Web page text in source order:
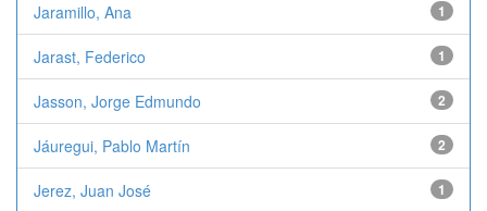
Jaramillo, Ana 1
Jarast, Federico 1
Jasson, Jorge Edmundo 2
Jáuregui, Pablo Martín 2
Jerez, Juan José 1